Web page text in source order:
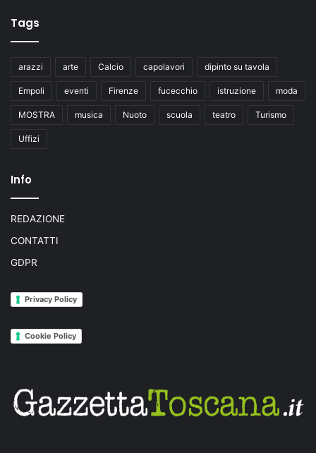
Tags
arazzi arte Calcio capolavori dipinto su tavola
Empoli eventi Firenze fucecchio istruzione moda
MOSTRA musica Nuoto scuola teatro Turismo
Uffizi
Info
REDAZIONE
CONTATTI
GDPR
Privacy Policy
Cookie Policy